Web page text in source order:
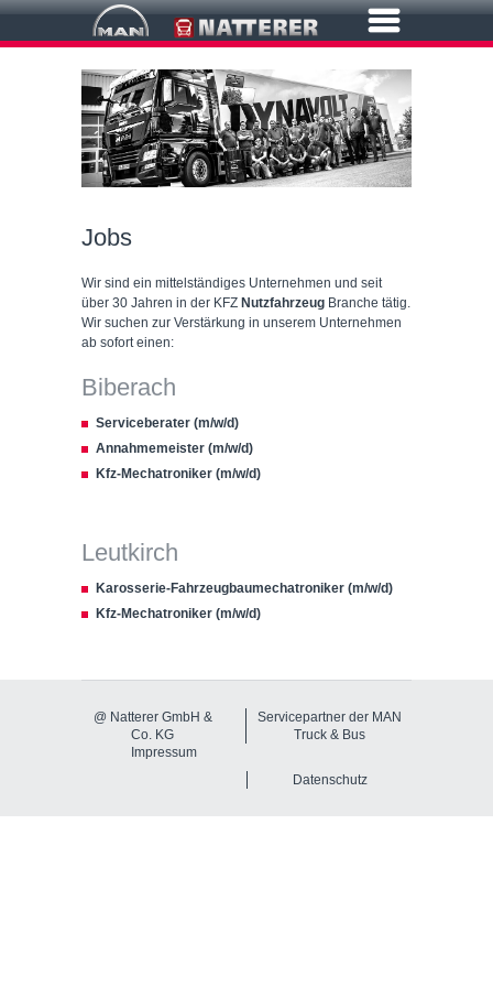
Jobs
Wir sind ein mittelständiges Unternehmen und seit
über 30 Jahren in der KFZ Nutzfahrzeug Branche tätig.
Wir suchen zur Verstärkung in unserem Unternehmen
ab sofort einen:
Biberach
Serviceberater (m/w/d)
Annahmemeister (m/w/d)
Kfz-Mechatroniker (m/w/d)
Leutkirch
Karosserie-Fahrzeugbaumechatroniker (m/w/d)
Kfz-Mechatroniker (m/w/d)
@ Natterer GmbH &
Co. KG
Servicepartner der MAN
Truck & Bus
Impressum
Datenschutz